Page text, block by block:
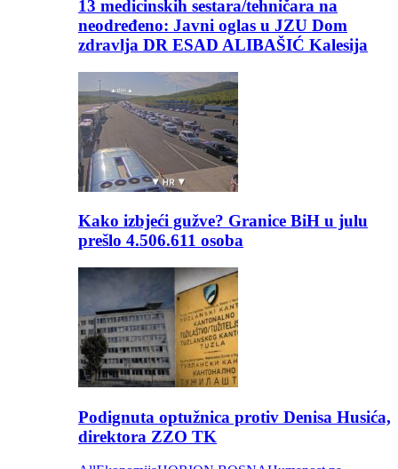
13 medicinskih sestara/tehničara na
neodređeno: Javni oglas u JZU Dom
zdravlja DR ESAD ALIBAŠIĆ Kalesija
Kako izbjeći gužve? Granice BiH u julu
prešlo 4.506.611 osoba
Podignuta optužnica protiv Denisa Husića,
direktora ZZO TK